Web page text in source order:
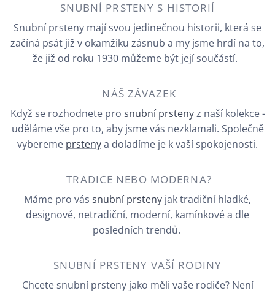
SNUBNÍ PRSTENY S HISTORIÍ
Snubní prsteny mají svou jedinečnou historii, která se
začíná psát již v okamžiku zásnub a my jsme hrdí na to,
že již od roku 1930 můžeme být její součástí.
NÁŠ ZÁVAZEK
Když se rozhodnete pro snubní prstenyz naší kolekce -
uděláme vše pro to, aby jsme vás nezklamali. Společně
vybereme prstenya doladíme je k vaší spokojenosti.
TRADICE NEBO MODERNA?
Máme pro vás snubní prsteny jak tradiční hladké,
designové, netradiční, moderní, kamínkové a dle
posledních trendů.
SNUBNÍ PRSTENY VAŠÍ RODINY
Chcete snubní prsteny jako měli vaše rodiče? Není